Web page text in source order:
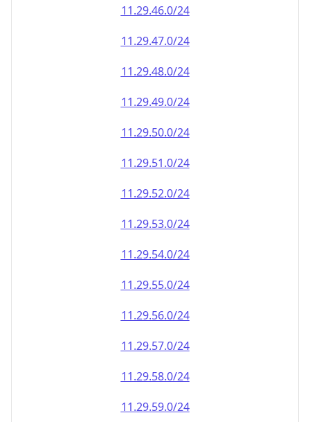
11.29.46.0/24
11.29.47.0/24
11.29.48.0/24
11.29.49.0/24
11.29.50.0/24
11.29.51.0/24
11.29.52.0/24
11.29.53.0/24
11.29.54.0/24
11.29.55.0/24
11.29.56.0/24
11.29.57.0/24
11.29.58.0/24
11.29.59.0/24